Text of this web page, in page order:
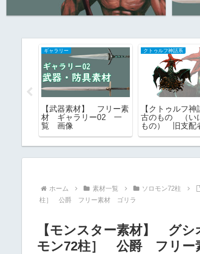
ギャラリー
【武器素材】 フリー素
材 ギャラリー02 一
覧 画像
クトゥルフ神話系
【クトゥルフ
古のもの （い
もの） 旧支
ホーム 素材一覧 ソロモン72柱
柱］ 公爵 フリー素材 ゴリラ
【モンスター素材】 グ
モン72柱］ 公爵 フリー